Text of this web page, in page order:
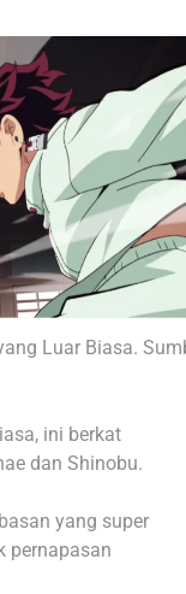
Luar Biasa.
ini berkat
dan Shinobu.
yang super
pernapasan